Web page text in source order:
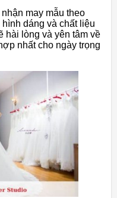
may mẫu theo
dáng và chất liệu
hài lòng và yên tâm về
nhất cho ngày trọng